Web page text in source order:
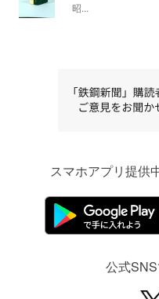
昭...
スマホアプリ提供
公式SNS